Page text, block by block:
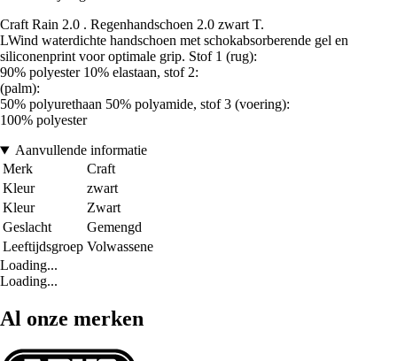
Craft Rain 2.0 . Regenhandschoen 2.0 zwart T.
LWind waterdichte handschoen met schokabsorberende gel en
siliconenprint voor optimale grip. Stof 1 (rug):
90% polyester 10% elastaan, stof 2:
(palm):
50% polyurethaan 50% polyamide, stof 3 (voering):
100% polyester
Aanvullende informatie
Merk
Craft
Kleur
zwart
Kleur
Zwart
Geslacht
Gemengd
Leeftijdsgroep Volwassene
Loading...
Loading...
Al onze merken